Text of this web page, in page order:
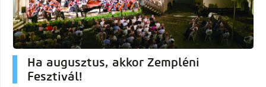
Ha augusztus, akkor Zempléni
Fesztivál!